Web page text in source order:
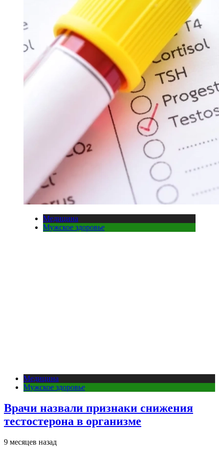
Медицина
Мужское здоровье
Медицина
Мужское здоровье
Врачи назвали признаки снижения
тестостерона в организме
9 месяцев назад